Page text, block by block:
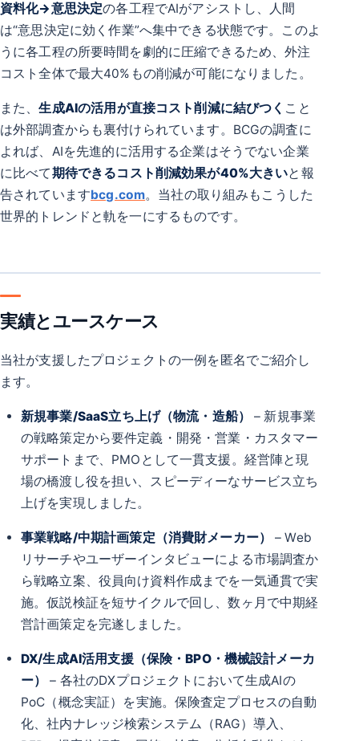
資料化→意思決定の各工程でAIがアシストし、人間
は“意思決定に効く作業”へ集中できる状態です。このよ
うに各工程の所要時間を劇的に圧縮できるため、外注
コスト全体で最大40%もの削減が可能になりました。
また、生成AIの活用が直接コスト削減に結びつく こと
は外部調査からも裏付けられています。BCGの調査に
よれば、AIを先進的に活用する企業はそうでない企業
に比べて期待できるコスト削減効果が40%大きいと報
告されていますbcg.com。当社の取り組みもこうした
世界的トレンドと軌を一にするものです。
実績とユースケース
当社が支援したプロジェクトの一例を匿名でご紹介し
ます。
新規事業/SaaS立ち上げ（物流・造船）
– 新規事業
の戦略策定から要件定義・開発・営業・カスタマー
サポートまで、PMOとして一貫支援。経営陣と現
場の橋渡し役を担い、スピーディーなサービス立ち
上げを実現しました。
事業戦略/中期計画策定（消費財メーカー）
– Web
リサーチやユーザーインタビューによる市場調査か
ら戦略立案、役員向け資料作成までを一気通貫で実
施。仮説検証を短サイクルで回し、数ヶ月で中期経
営計画策定を完遂しました。
DX/生成AI活用支援（保険・BPO・機械設計メーカ
ー）
– 各社のDXプロジェクトにおいて生成AIの
PoC（概念実証）を実施。保険査定プロセスの自動
化、社内ナレッジ検索システム（RAG）導入、